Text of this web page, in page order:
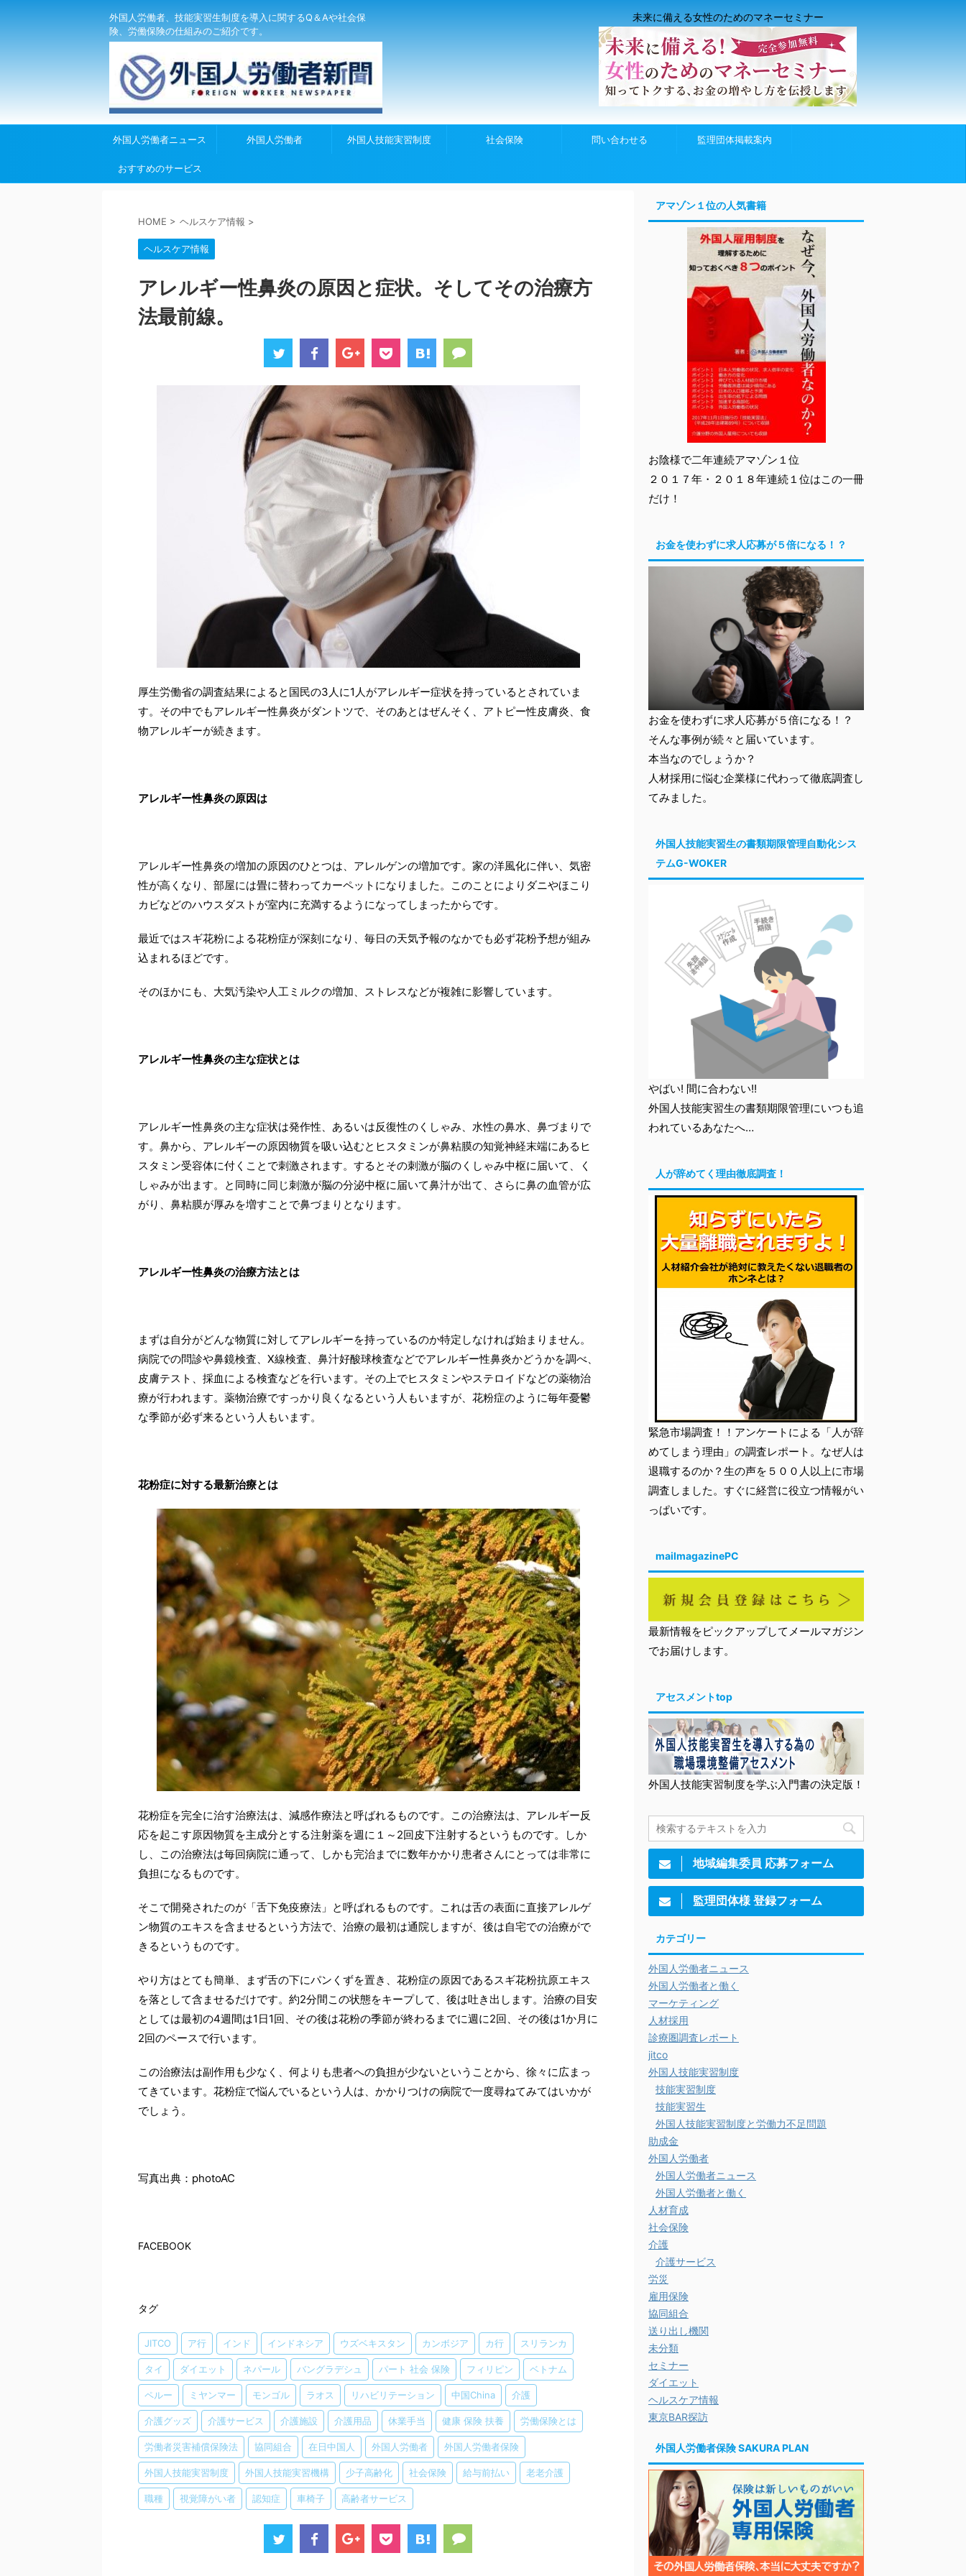
外国人労働者、技能実習生制度を導入に関するQ＆Aや社会保
険、労働保険の仕組みのご紹介です。
未来に備える女性のためのマネーセミナー
外国人労働者ニュース 外国人労働者 外国人技能実習制度 社会保険 問い合わせる 監理団体掲載案内
おすすめのサービス
HOME > ヘルスケア情報 >
ヘルスケア情報
アレルギー性鼻炎の原因と症状。そしてその治療方
法最前線。
厚生労働省の調査結果によると国民の3人に1人がアレルギー症状を持っているとされていま
す。その中でもアレルギー性鼻炎がダントツで、そのあとはぜんそく、アトピー性皮膚炎、食
物アレルギーが続きます。
アレルギー性鼻炎の原因は
アレルギー性鼻炎の増加の原因のひとつは、アレルゲンの増加です。家の洋風化に伴い、気密
性が高くなり、部屋には畳に替わってカーペットになりました。このことによりダニやほこり
カビなどのハウスダストが室内に充満するようになってしまったからです。
最近ではスギ花粉による花粉症が深刻になり、毎日の天気予報のなかでも必ず花粉予想が組み
込まれるほどです。
そのほかにも、大気汚染や人工ミルクの増加、ストレスなどが複雑に影響しています。
アレルギー性鼻炎の主な症状とは
アレルギー性鼻炎の主な症状は発作性、あるいは反復性のくしゃみ、水性の鼻水、鼻づまりで
す。鼻から、アレルギーの原因物質を吸い込むとヒスタミンが鼻粘膜の知覚神経末端にあるヒ
スタミン受容体に付くことで刺激されます。するとその刺激が脳のくしゃみ中枢に届いて、く
しゃみが出ます。と同時に同じ刺激が脳の分泌中枢に届いて鼻汁が出て、さらに鼻の血管が広
がり、鼻粘膜が厚みを増すことで鼻づまりとなります。
アレルギー性鼻炎の治療方法とは
まずは自分がどんな物質に対してアレルギーを持っているのか特定しなければ始まりません。
病院での問診や鼻鏡検査、X線検査、鼻汁好酸球検査などでアレルギー性鼻炎かどうかを調べ、
皮膚テスト、採血による検査などを行います。その上でヒスタミンやステロイドなどの薬物治
療が行われます。薬物治療ですっかり良くなるという人もいますが、花粉症のように毎年憂鬱
な季節が必ず来るという人もいます。
花粉症に対する最新治療とは
花粉症を完全に治す治療法は、減感作療法と呼ばれるものです。この治療法は、アレルギー反
応を起こす原因物質を主成分とする注射薬を週に１～2回皮下注射するというものです。しか
し、この治療法は毎回病院に通って、しかも完治までに数年かかり患者さんにとっては非常に
負担になるものです。
そこで開発されたのが「舌下免疫療法」と呼ばれるものです。これは舌の表面に直接アレルゲ
ン物質のエキスを含ませるという方法で、治療の最初は通院しますが、後は自宅での治療がで
きるというものです。
やり方はとても簡単、まず舌の下にパンくずを置き、花粉症の原因であるスギ花粉抗原エキス
を落として含ませるだけです。約2分間この状態をキープして、後は吐き出します。治療の目安
としては最初の4週間は1日1回、その後は花粉の季節が終わるまでに週に2回、その後は1か月に
2回のペースで行います。
この治療法は副作用も少なく、何よりも患者への負担が少ないということから、徐々に広まっ
てきています。花粉症で悩んでいるという人は、かかりつけの病院で一度尋ねてみてはいかが
でしょう。
写真出典：photoAC
FACEBOOK
タグ
JITCO ア行 インド インドネシア ウズベキスタン カンボジア カ行 スリランカ
タイ ダイエット ネパール バングラデシュ パート 社会 保険 フィリピン ベトナム
ペルー ミヤンマー モンゴル ラオス リハビリテーション 中国China 介護
介護グッズ 介護サービス 介護施設 介護用品 休業手当 健康 保険 扶養 労働保険とは
労働者災害補償保険法 協同組合 在日中国人 外国人労働者 外国人労働者保険
外国人技能実習制度 外国人技能実習機構 少子高齢化 社会保険 給与前払い 老老介護
職種 視覚障がい者 認知症 車椅子 高齢者サービス
アマゾン１位の人気書籍
お陰様で二年連続アマゾン１位
２０１７年・２０１８年連続１位はこの一冊
だけ！
お金を使わずに求人応募が５倍になる！？
お金を使わずに求人応募が５倍になる！？
そんな事例が続々と届いています。
本当なのでしょうか？
人材採用に悩む企業様に代わって徹底調査し
てみました。
外国人技能実習生の書類期限管理自動化シス
テムG-WOKER
やばい! 間に合わない!!
外国人技能実習生の書類期限管理にいつも追
われているあなたへ…
人が辞めてく理由徹底調査！
緊急市場調査！！アンケートによる「人が辞
めてしまう理由」の調査レポート。なぜ人は
退職するのか？生の声を５００人以上に市場
調査しました。すぐに経営に役立つ情報がい
っぱいです。
mailmagazinePC
最新情報をピックアップしてメールマガジン
でお届けします。
アセスメントtop
外国人技能実習制度を学ぶ入門書の決定版！
地域編集委員 応募フォーム
監理団体様 登録フォーム
カテゴリー
外国人労働者ニュース
外国人労働者と働く
マーケティング
人材採用
診療圏調査レポート
jitco
外国人技能実習制度
技能実習制度
技能実習生
外国人技能実習制度と労働力不足問題
助成金
外国人労働者
外国人労働者ニュース
外国人労働者と働く
人材育成
社会保険
介護
介護サービス
労災
雇用保険
協同組合
送り出し機関
未分類
セミナー
ダイエット
ヘルスケア情報
東京BAR探訪
外国人労働者保険 SAKURA PLAN